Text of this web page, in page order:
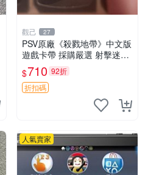
觀己 27
PSV原廠《殺戮地帶》中文版
遊戲卡帶 採購嚴選 射擊迷必
備 成色尚佳 插入即玩 殺戮地
帶 PSV 射擊 游戲
$710 92折
折扣碼
人氣賣家